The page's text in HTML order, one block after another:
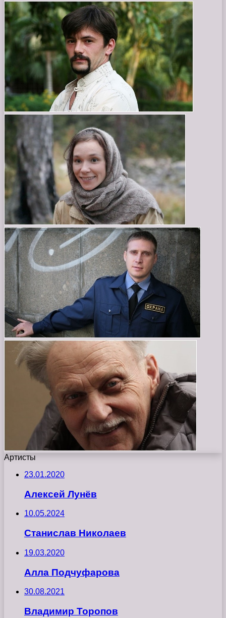
Артисты
23.01.2020
Алексей Лунёв
10.05.2024
Станислав Николаев
19.03.2020
Алла Подчуфарова
30.08.2021
Владимир Торопов